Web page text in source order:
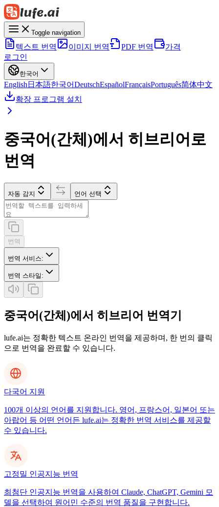
Toggle navigation
텍스트 번역 이미지 번역 PDF 번역
가격
로그인
한국어
English 日本語한국어DeutschEspañolFrançaisPortuguês简体中文
확장 프로그램 설치
중국어(간체)에서 히브리어로
번역
자동 감지 언어 선택
번역
번역 서비스:
번역 스타일 :
중국어(간체)에서 히브리어 번역기
lufe.ai는 정확한 텍스트 온라인 번역을 제공하며, 한 번의 클릭
으로 번역을 완료할 수 있습니다.
다국어 지원
100개 이상의 언어를 지원합니다. 영어, 프랑스어, 일본어 또는
아랍어 등 어떤 언어든 lufe.ai는 정확한 번역 서비스를 제공할
수 있습니다.
고정밀 인공지능 번역
최첨단 인공지능 번역을 사용하여 Claude, ChatGPT, Gemini 모
델을 선택하여 원어민 수준의 번역 품질을 구현합니다.